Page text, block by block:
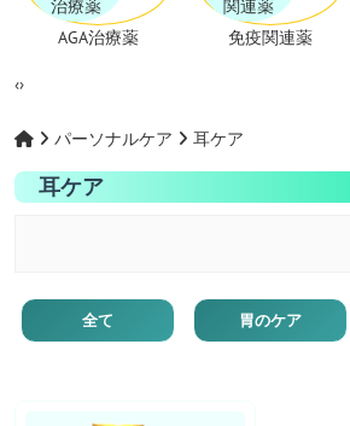
AGA治療薬 免疫関連薬
‹›
パーソナルケア 耳ケア
耳ケア
全て 胃のケア